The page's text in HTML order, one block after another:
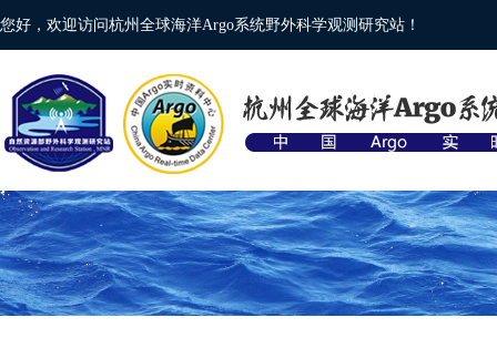
您好，欢迎访问杭州全球海洋Argo系统野外科学观测研究站！